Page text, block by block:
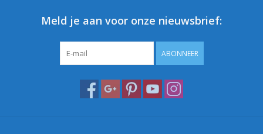
Meld je aan voor onze nieuwsbrief:
ABONNEER